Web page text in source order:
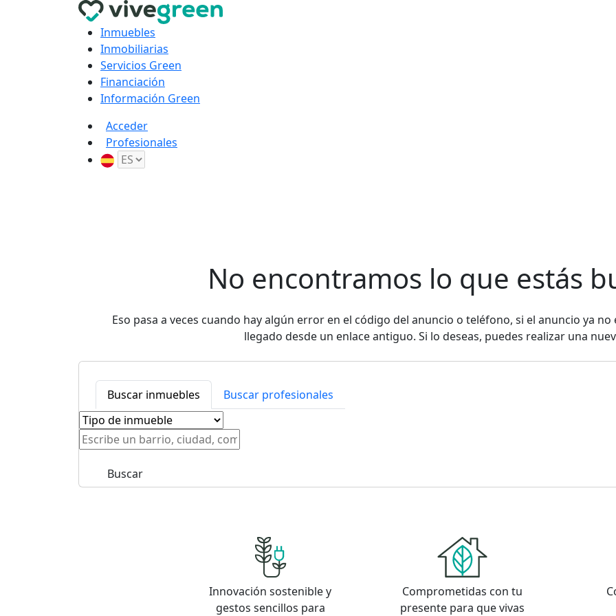
Inmuebles
Inmobiliarias
Servicios Green
Financiación
Información Green
Acceder
Profesionales
No encontramos lo que estás
Eso pasa a veces cuando hay algún error en el código del anuncio o teléfono, si el anuncio ya
llegado desde un enlace antiguo. Si lo deseas, puedes realizar una
Buscar inmuebles Buscar profesionales
Buscar
Innovación sostenible y
gestos sencillos para
Comprometidas con tu
presente para que vivas